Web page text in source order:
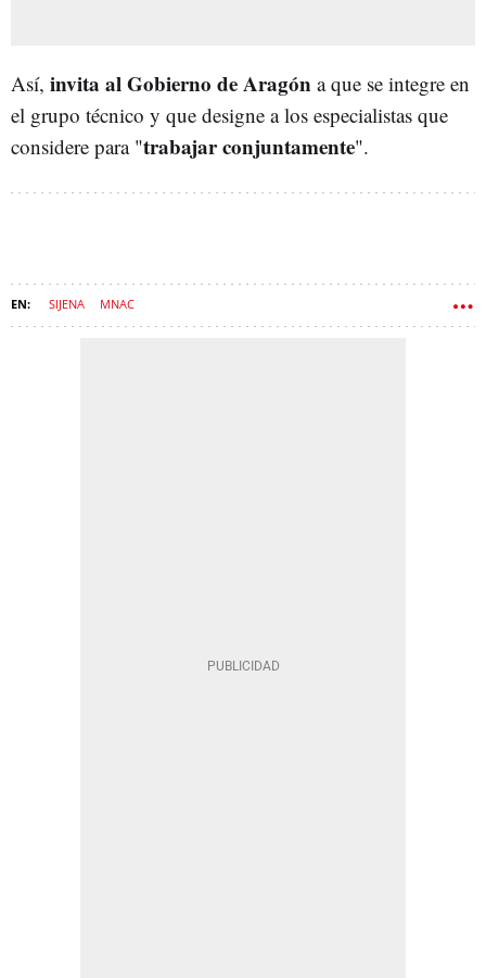
Así, invita al Gobierno de Aragón a que se integre en
el grupo técnico y que designe a los especialistas que
considere para "trabajar conjuntamente".
SIJENA MNAC